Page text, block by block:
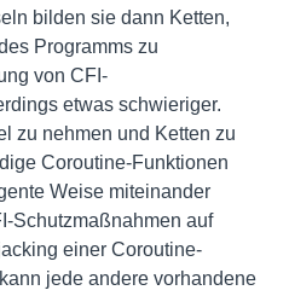
bilden sie dann Ketten,
Programms zu
von CFI-
etwas schwieriger.
zu nehmen und Ketten zu
Coroutine-Funktionen
Weise miteinander
Schutzmaßnahmen auf
einer Coroutine-
jede andere vorhandene